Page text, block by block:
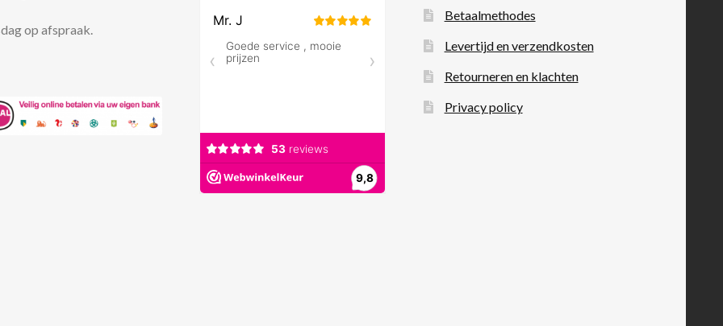
op afspraak.
Betaalmethodes
Levertijd en verzendkosten
Retourneren en klachten
Privacy policy